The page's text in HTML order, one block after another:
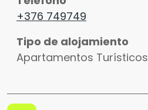
+376 749749
Tipo de alojamiento
Apartamentos Turísticos